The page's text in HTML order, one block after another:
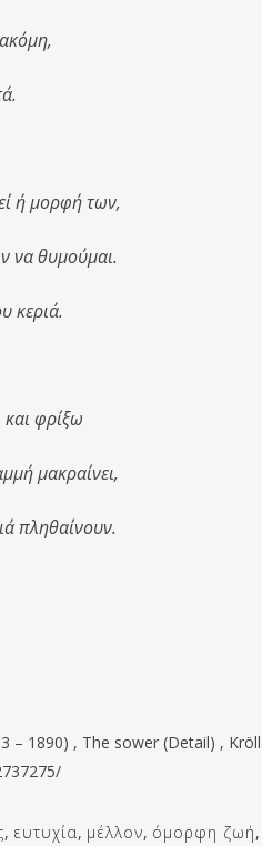
ή μορφή των,
να θυμούμαι.
κεριά.
φρίξω
μακραίνει,
πληθαίνουν.
– 1890) , The sower (Detail) ,
, ευτυχία, μέλλον, όμορφη ζωή,